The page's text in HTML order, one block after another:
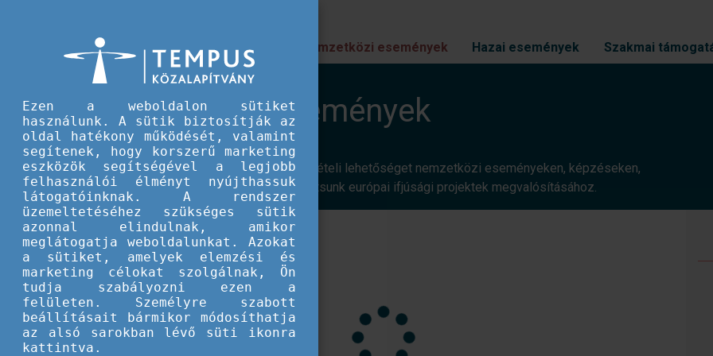
Prioritások Nemzetközi események Hazai események Szakmai
EU IFJÚSÁG Nemzetközi események
Nemzetközi események
Ifjúsági szakembereknek kínálunk részvételi lehetőséget nemzetközi eseményeken, képzéseken,
szemináriumokon, hogy támogatást nyújtsunk európai ifjúsági projektek megvalósításához.
Ezen a weboldalon sütiket
használunk. A sütik biztosítják az
oldal hatékony működését, valamint
segítenek, hogy korszerű marketing
eszközök segítségével a legjobb
felhasználói élményt nyújthassuk
látogatóinknak. A rendszer
üzemeltetéséhez szükséges sütik
azonnal elindulnak, amikor
meglátogatja weboldalunkat. Azokat
a sütiket, amelyek elemzési és
marketing célokat szolgálnak, Ön
tudja szabályozni ezen a
felületen. Személyre szabott
beállításait bármikor módosíthatja
az alsó sarokban lévő süti ikonra
kattintva.